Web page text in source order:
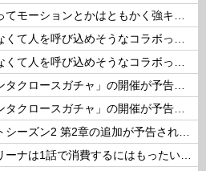
【エコマナ】土アンジェラってモーションとかはともかく強キャラなの？
【エコマナ】世界観を壊さなくて人を呼び込めそうなコラボって何があるだろう？
【エコマナ】世界観を壊さなくて人を呼び込めそうなコラボって何があるだろう？
【エコマナ】「はにかみサンタクロースガチャ」の開催が予告されたぞ！
【エコマナ】「はにかみサンタクロースガチャ」の開催が予告されたぞ！
【エコマナ】メインクエストシーズン2 第2章の追加が予告されたぞ！
【エコマナ】サフォーとマリーナは1話で消費するにはもったいないコンビだった